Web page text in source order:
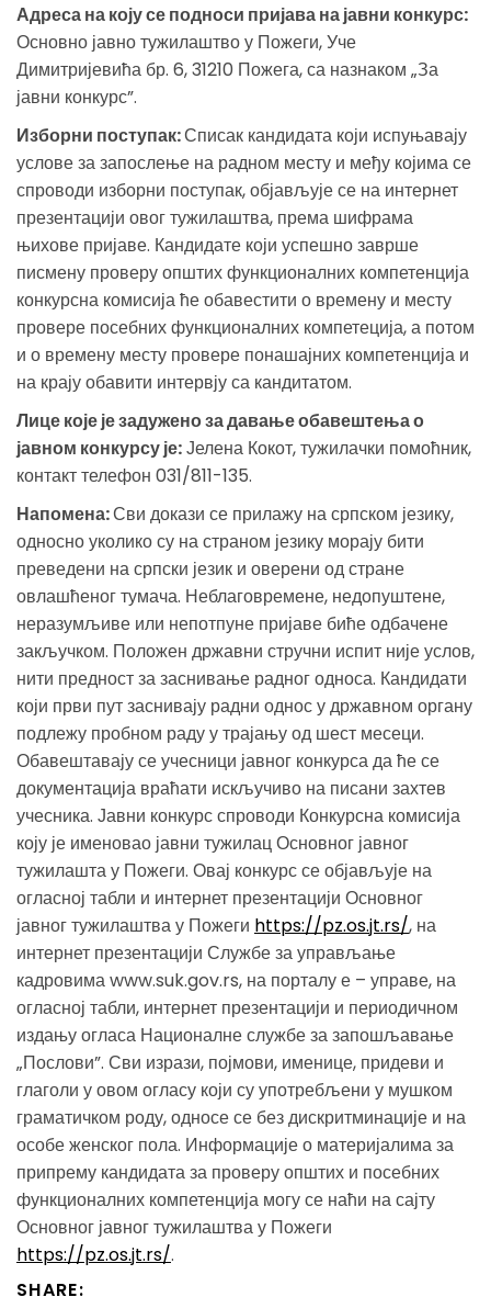
Адреса на коју се подноси пријава на јавни конкурс:
Основно јавно тужилаштво у Пожеги, Уче
Димитријевића бр. 6, 31210 Пожега, са назнаком „За
јавни конкурс”.
Изборни поступак:Списак кандидата који испуњавају
услове за запослење на радном месту и међу којима се
спроводи изборни поступак, објављује се на интернет
презентацији овог тужилаштва, према шифрама
њихове пријаве. Кандидате који успешно заврше
писмену проверу општих функционалних компетенција
конкурсна комисија ће обавестити о времену и месту
провере посебних функционалних компетеција, а потом
и о времену месту провере понашајних компетенција и
на крају обавити интервју са кандитатом.
Лице које је задужено за давање обавештења о
јавном конкурсу је:Јелена Кокот, тужилачки помоћник,
контакт телефон 031/811-135.
Напомена:Сви докази се прилажу на српском језику,
односно уколико су на страном језику морају бити
преведени на српски језик и оверени од стране
овлашћеног тумача. Неблаговремене, недопуштене,
неразумљиве или непотпуне пријаве биће одбачене
закључком. Положен државни стручни испит није услов,
нити предност за заснивање радног односа. Кандидати
који први пут заснивају радни однос у државном органу
подлежу пробном раду у трајању од шест месеци.
Обавештавају се учесници јавног конкурса да ће се
документација враћати искључиво на писани захтев
учесника. Јавни конкурс спроводи Конкурсна комисија
коју је именовао јавни тужилац Основног јавног
тужилашта у Пожеги. Овај конкурс се објављује на
огласној табли и интернет презентацији Основног
јавног тужилаштва у Пожеги https://pz.os.jt.rs/, на
интернет презентацији Службе за управљање
кадровима www.suk.gov.rs, на порталу е – управе, на
огласној табли, интернет презентацији и периодичном
издању огласа Националне службе за запошљавање
„Послови”. Сви изрази, појмови, именице, придеви и
глаголи у овом огласу који су употребљени у мушком
граматичком роду, односе се без дискритминације и на
особе женског пола. Информације о материјалима за
припрему кандидата за проверу општих и посебних
функционалних компетенција могу се наћи на сајту
Основног јавног тужилаштва у Пожеги
https://pz.os.jt.rs/.
SHARE: